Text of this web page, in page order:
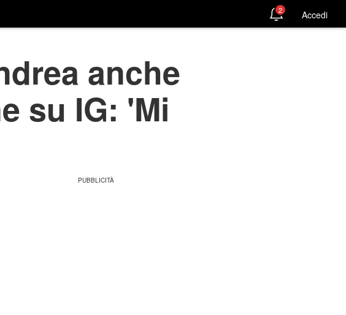
2 Accedi
anche
su IG: 'Mi